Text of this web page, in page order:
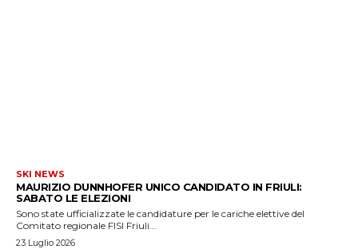
SKI NEWS
MAURIZIO DUNNHOFER UNICO CANDIDATO IN FRIULI:
SABATO LE ELEZIONI
Sono state ufficializzate le candidature per le cariche elettive del
Comitato regionale FISI Friuli...
23 Luglio 2026